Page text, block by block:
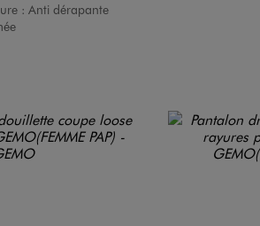
: Anti dérapante